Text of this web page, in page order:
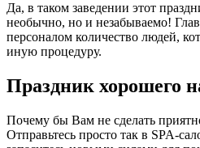
Да, в таком заведении этот
необычно, но и незабываемо!
персоналом количество людей,
иную процедуру.
Праздник хорошего
Почему бы Вам не сделать
Отправьтесь просто так в SPA-